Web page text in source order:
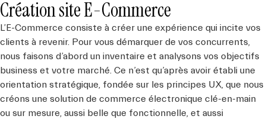
Création site E-Commerce
L’E-Commerce consiste à créer une expérience qui incite vos
clients à revenir. Pour vous démarquer de vos concurrents,
nous faisons d’abord un inventaire et analysons vos objectifs
business et votre marché. Ce n’est qu’après avoir établi une
orientation stratégique, fondée sur les principes UX, que nous
créons une solution de commerce électronique clé-en-main
ou sur mesure, aussi belle que fonctionnelle, et aussi